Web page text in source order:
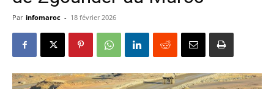
Par infomaroc - 18 février 2026